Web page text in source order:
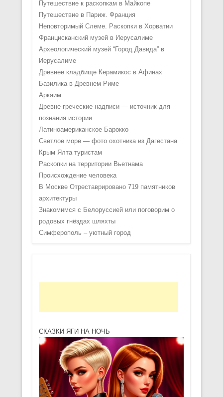
Путешествие к раскопкам в Майкопе
Путешествие в Париж. Франция
Неповторимый Слеме. Раскопки в Хорватии
Францисканский музей в Иерусалиме
Археологический музей “Город Давида” в
Иерусалиме
Древнее кладбище Керамикос в Афинах
Базилика в Древнем Риме
Аркаим
Древне-греческие надписи — источник для
познания истории
Латиноамериканское Барокко
Светлое море — фото охотника из Дагестана
Крым Ялта туристам
Раскопки на территории Вьетнама
Происхождение человека
В Москве Отреставрировано 719 памятников
архитектуры
Знакомимся с Белоруссией или поговорим о
родовых гнёздах шляхты
Симферополь – уютный город
СКАЗКИ ЯГИ НА НОЧЬ